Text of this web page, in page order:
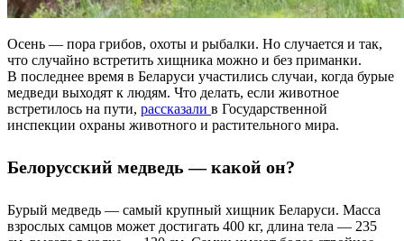
Осень — пора грибов, охоты и рыбалки. Но случается и так,
что случайно встретить хищника можно и без приманки.
В последнее время в Беларуси участились случаи, когда бурые
медведи выходят к людям. Что делать, если животное
встретилось на пути, рассказали в Государственной
инспекции охраны животного и растительного мира.
Белорусский медведь — какой он?
Бурый медведь — самый крупный хищник Беларуси. Масса
взрослых самцов может достигать 400 кг, длина тела — 235